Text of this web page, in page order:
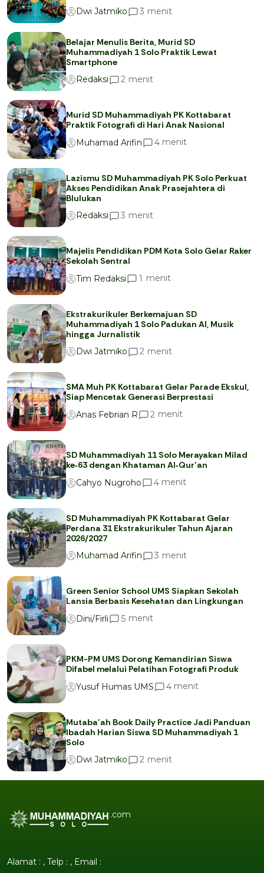
Dwi Jatmiko
3 menit
Belajar Menulis Berita, Murid SD
Muhammadiyah 1 Solo Praktik Lewat
Smartphone
Redaksi
2 menit
Murid SD Muhammadiyah PK Kottabarat
Praktik Fotografi di Hari Anak Nasional
Muhamad Arifin
4 menit
Lazismu SD Muhammadiyah PK Solo Perkuat
Akses Pendidikan Anak Prasejahtera di
Blulukan
Redaksi
3 menit
Majelis Pendidikan PDM Kota Solo Gelar Raker
Sekolah Sentral
Tim Redaksi
1 menit
Ekstrakurikuler Berkemajuan SD
Muhammadiyah 1 Solo Padukan AI, Musik
hingga Jurnalistik
Dwi Jatmiko
2 menit
SMA Muh PK Kottabarat Gelar Parade Ekskul,
Siap Mencetak Generasi Berprestasi
Anas Febrian R
2 menit
SD Muhammadiyah 11 Solo Merayakan Milad
ke‑63 dengan Khataman Al‑Qur’an
Cahyo Nugroho
4 menit
SD Muhammadiyah PK Kottabarat Gelar
Perdana 31 Ekstrakurikuler Tahun Ajaran
2026/2027
Muhamad Arifin
3 menit
Green Senior School UMS Siapkan Sekolah
Lansia Berbasis Kesehatan dan Lingkungan
Dini/Firli
5 menit
PKM-PM UMS Dorong Kemandirian Siswa
Difabel melalui Pelatihan Fotografi Produk
Yusuf Humas UMS
4 menit
Mutaba’ah Book Daily Practice Jadi Panduan
Ibadah Harian Siswa SD Muhammadiyah 1
Solo
Dwi Jatmiko
2 menit
.com
Alamat : , Telp : , Email :